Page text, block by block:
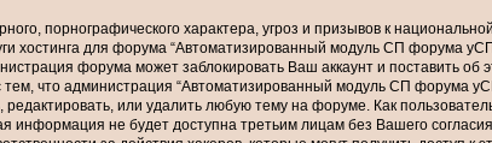
порнографического характера, угроз и призывов к
хостинга для форума “Автоматизированный модуль СП форума
форума может заблокировать Ваш аккаунт и поставить об
что администрация “Автоматизированный модуль СП форума
или удалить любую тему на форуме. Как
не будет доступна третьим лицам без Вашего